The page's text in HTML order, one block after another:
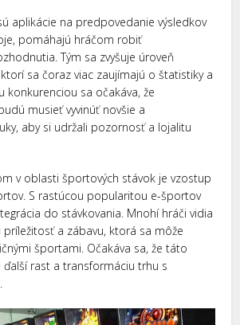
aplikácie na predpovedanie výsledkov
pomáhajú hráčom robiť
Tým sa zvyšuje úroveň
sa čoraz viac zaujímajú o štatistiky a
konkurenciou sa očakáva, že
musieť vyvinúť novšie a
aby si udržali pozornosť a lojalitu
v oblasti športových stávok je vzostup
S rastúcou popularitou e-športov
do stávkovania. Mnohí hráči vidia
a zábavu, ktorá sa môže
športami. Očakáva sa, že táto
ďalší rast a transformáciu trhu s